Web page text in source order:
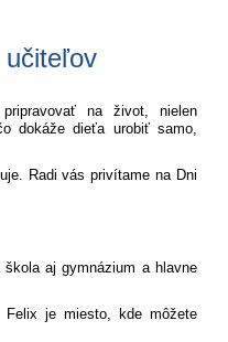
učiteľov
na život, nielen
dokáže dieťa urobiť samo,
Radi vás privítame na Dni
aj gymnázium a hlavne
je miesto, kde môžete